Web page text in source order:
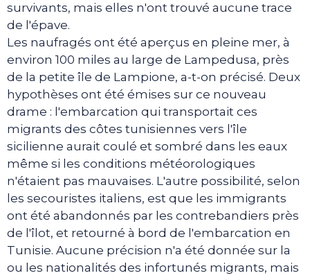
survivants, mais elles n'ont trouvé aucune trace
de l'épave.
Les naufragés ont été aperçus en pleine mer, à
environ 100 miles au large de Lampedusa, près
de la petite île de Lampione, a-t-on précisé. Deux
hypothèses ont été émises sur ce nouveau
drame : l'embarcation qui transportait ces
migrants des côtes tunisiennes vers l'île
sicilienne aurait coulé et sombré dans les eaux
même si les conditions météorologiques
n'étaient pas mauvaises. L'autre possibilité, selon
les secouristes italiens, est que les immigrants
ont été abandonnés par les contrebandiers près
de l'îlot, et retourné à bord de l'embarcation en
Tunisie. Aucune précision n'a été donnée sur la
ou les nationalités des infortunés migrants, mais